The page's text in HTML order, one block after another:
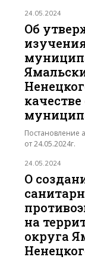
24.05.2024
Об
Постановление
от 24.05.2024г.
24.05.2024
О
на
округа